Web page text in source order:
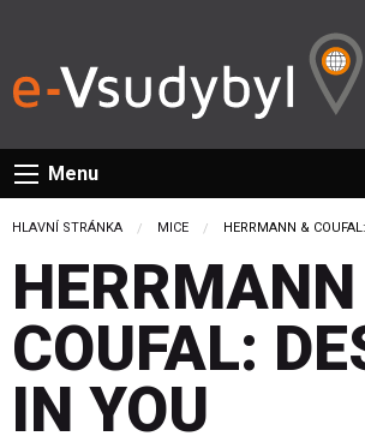
Menu
HLAVNÍ STRÁNKA MICE CURRENT:
HERRMANN &
COUFAL:
IN YOU